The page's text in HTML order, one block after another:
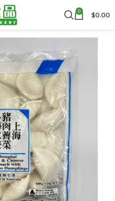
0 $0.00